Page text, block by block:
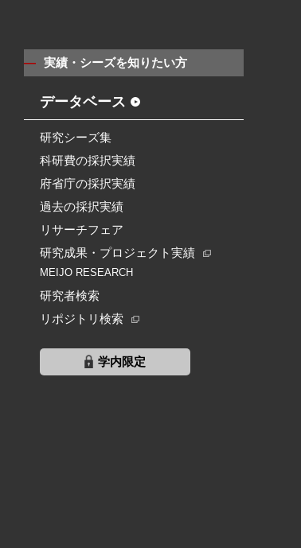
実績・シーズを知りたい方
データベース
研究シーズ集
科研費の採択実績
府省庁の採択実績
過去の採択実績
リサーチフェア
研究成果・プロジェクト実績
MEIJO RESEARCH
研究者検索
リポジトリ検索
学内限定